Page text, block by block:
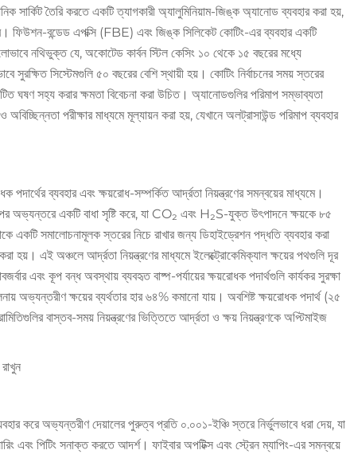
সার্কিট তৈরি করতে একটি ত্যাগকারী অ্যালুমিনিয়াম-জিঙ্ক অ্যানোড ব্যবহার করা হয়,
ফিউশন-বন্ডেড এপক্সি (FBE) এবং জিঙ্ক সিলিকেট কোটিং-এর ব্যবহার একটি
নথিভুক্ত যে, অকোটেড কার্বন স্টিল কেসিং ১০ থেকে ১৫ বছরের মধ্যে
সুরক্ষিত সিস্টেমগুলি ৫০ বছরের বেশি স্থায়ী হয়। কোটিং নির্বাচনের সময় স্তরের
ঘষণ সহ্য করার ক্ষমতা বিবেচনা করা উচিত। অ্যানোডগুলির পরিমাপ সম্ভাব্যতা
পরীক্ষার মাধ্যমে মূল্যায়ন করা হয়, যেখানে অলট্রাসাউন্ড পরিমাপ ব্যবহার
ব্যবহার এবং ক্ষয়রোধ-সম্পর্কিত আর্দ্রতা নিয়ন্ত্রণের সমন্বয়ের মাধ্যমে।
অভ্যন্তরে একটি বাধা সৃষ্টি করে, যা CO₂ এবং H₂S-যুক্ত উৎপাদনে ক্ষয়কে ৮৫
একটি সমালোচনামূলক স্তরের নিচে রাখার জন্য ডিহাইড্রেশন পদ্ধতি ব্যবহার করা
হয়। এই অঞ্চলে আর্দ্রতা নিয়ন্ত্রণের মাধ্যমে ইলেক্ট্রোকেমিক্যাল ক্ষয়ের পথগুলি দূর
এবং কূপ বন্ধ অবস্থায় ব্যবহৃত বাষ্প-পর্যায়ের ক্ষয়রোধক পদার্থগুলি কার্যকর সুরক্ষা
অভ্যন্তরীণ ক্ষয়ের ব্যর্থতার হার ৬৪% কমানো যায়। অবশিষ্ট ক্ষয়রোধক পদার্থ (২৫
বাস্তব-সময় নিয়ন্ত্রণের ভিত্তিতে আর্দ্রতা ও ক্ষয় নিয়ন্ত্রণকে অপ্টিমাইজ
করে অভ্যন্তরীণ দেয়ালের পুরুত্ব প্রতি ০.০০১-ইঞ্চি স্তরে নির্ভুলভাবে ধরা দেয়, যা
এবং পিটিং সনাক্ত করতে আদর্শ। ফাইবার অপটিক্স এবং স্ট্রেন ম্যাপিং-এর সমন্বয়ে